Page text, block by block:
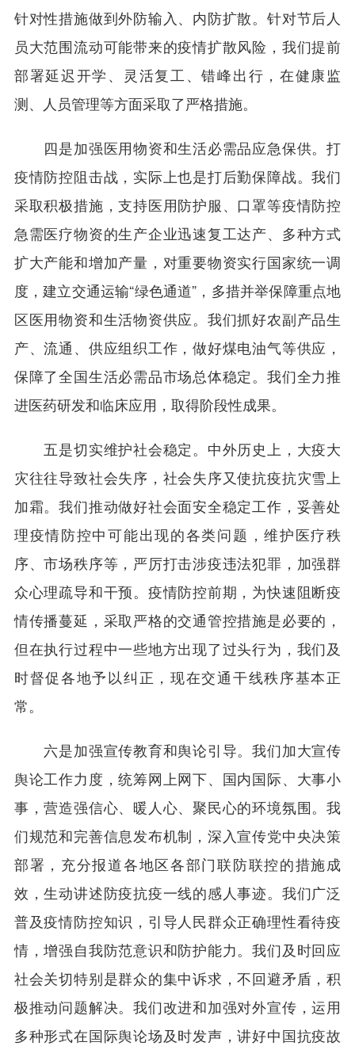
针对性措施做到外防输入、内防扩散。针对节后人
员大范围流动可能带来的疫情扩散风险，我们提前
部署延迟开学、灵活复工、错峰出行，在健康监
测、人员管理等方面采取了严格措施。
四是加强医用物资和生活必需品应急保供。打
疫情防控阻击战，实际上也是打后勤保障战。我们
采取积极措施，支持医用防护服、口罩等疫情防控
急需医疗物资的生产企业迅速复工达产、多种方式
扩大产能和增加产量，对重要物资实行国家统一调
度，建立交通运输“绿色通道”，多措并举保障重点地
区医用物资和生活物资供应。我们抓好农副产品生
产、流通、供应组织工作，做好煤电油气等供应，
保障了全国生活必需品市场总体稳定。我们全力推
进医药研发和临床应用，取得阶段性成果。
五是切实维护社会稳定。中外历史上，大疫大
灾往往导致社会失序，社会失序又使抗疫抗灾雪上
加霜。我们推动做好社会面安全稳定工作，妥善处
理疫情防控中可能出现的各类问题，维护医疗秩
序、市场秩序等，严厉打击涉疫违法犯罪，加强群
众心理疏导和干预。疫情防控前期，为快速阻断疫
情传播蔓延，采取严格的交通管控措施是必要的，
但在执行过程中一些地方出现了过头行为，我们及
时督促各地予以纠正，现在交通干线秩序基本正
常。
六是加强宣传教育和舆论引导。我们加大宣传
舆论工作力度，统筹网上网下、国内国际、大事小
事，营造强信心、暖人心、聚民心的环境氛围。我
们规范和完善信息发布机制，深入宣传党中央决策
部署，充分报道各地区各部门联防联控的措施成
效，生动讲述防疫抗疫一线的感人事迹。我们广泛
普及疫情防控知识，引导人民群众正确理性看待疫
情，增强自我防范意识和防护能力。我们及时回应
社会关切特别是群众的集中诉求，不回避矛盾，积
极推动问题解决。我们改进和加强对外宣传，运用
多种形式在国际舆论场及时发声，讲好中国抗疫故